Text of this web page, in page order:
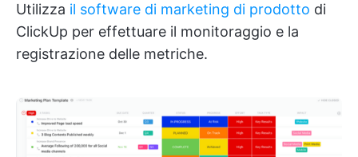
Utilizza il software di marketing di prodotto di
ClickUp per effettuare il monitoraggio e la
registrazione delle metriche.